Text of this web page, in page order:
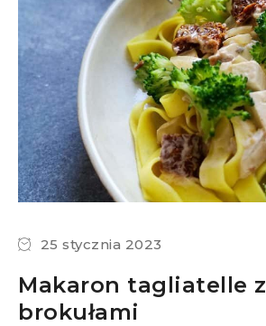
25 stycznia 2023
Makaron tagliatelle z
brokułami